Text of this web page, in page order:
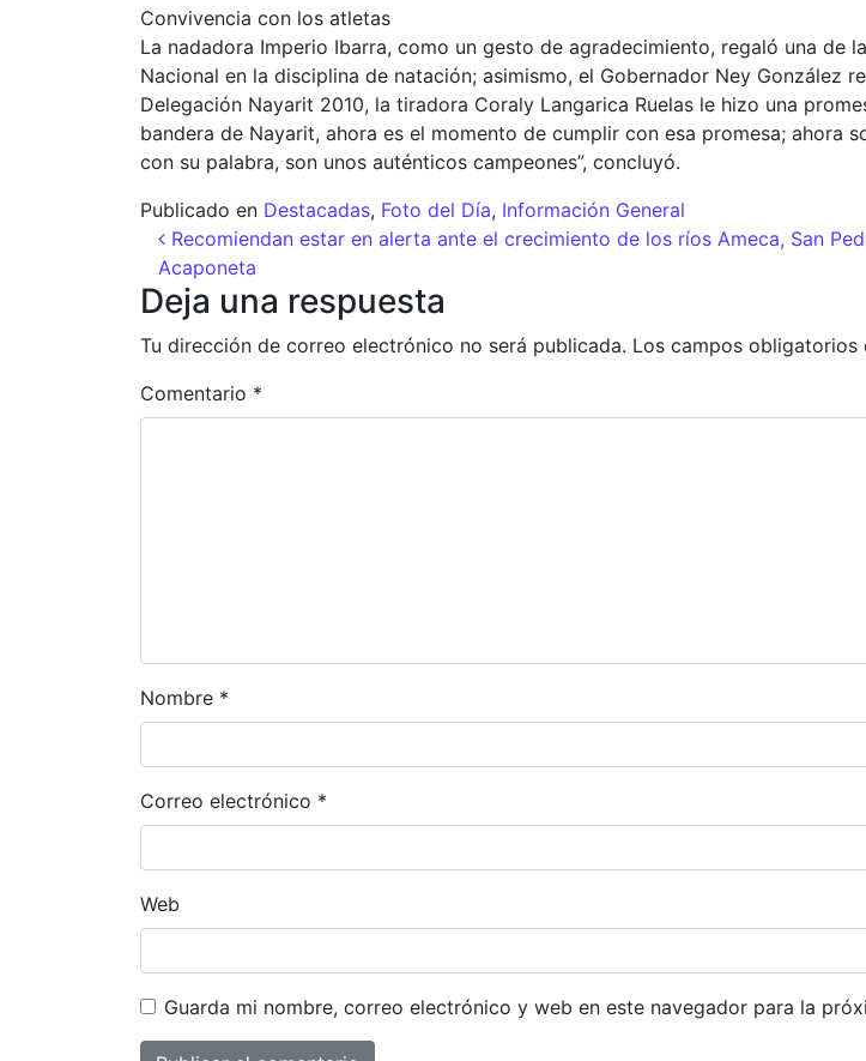
Convivencia con los atletas
La nadadora Imperio Ibarra, como un gesto de agradecimiento, regaló una de
Nacional en la disciplina de natación; asimismo, el Gobernador Ney González
Delegación Nayarit 2010, la tiradora Coraly Langarica Ruelas le hizo una
bandera de Nayarit, ahora es el momento de cumplir con esa promesa; ahora
con su palabra, son unos auténticos campeones”, concluyó.
Publicado en Destacadas, Foto del Día, Información General
Navegación de entradas
Recomiendan estar en alerta ante el crecimiento de los ríos Ameca, San
Acaponeta
Deja una respuesta
Tu dirección de correo electrónico no será publicada. Los campos obligatorios
Comentario *
Nombre *
Correo electrónico *
Web
Guarda mi nombre, correo electrónico y web en este navegador para la